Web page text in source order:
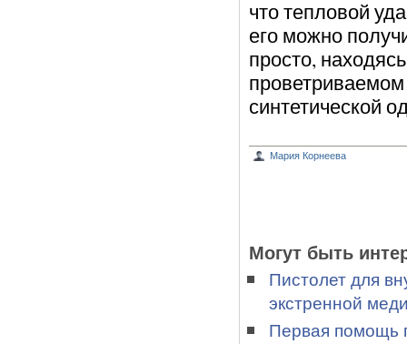
что тепловой
его можно
просто,
синтетической
Мария Корнеева
Могут быть
Пистолет для
экстренной
Первая помощь